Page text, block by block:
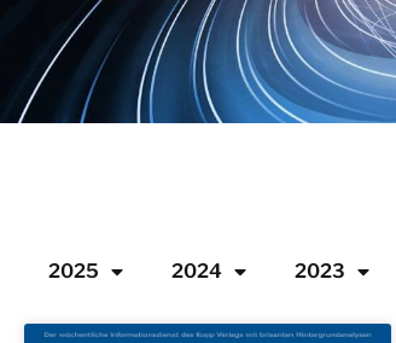
2025 2024 2023